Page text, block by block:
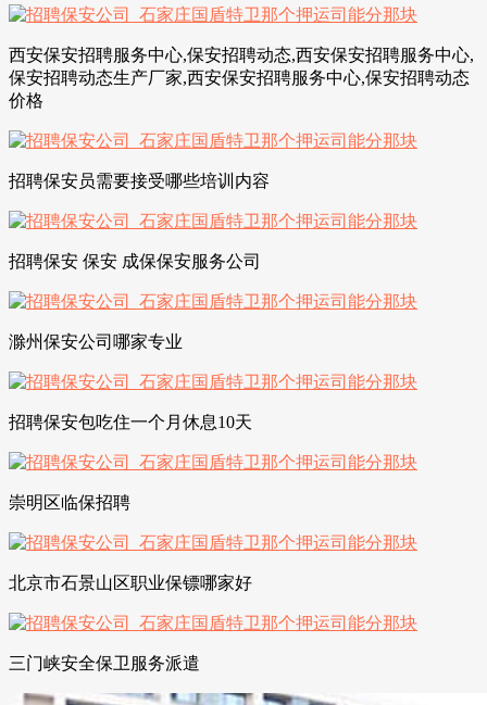
西安保安招聘服务中心,保安招聘动态,西安保安招聘服务中心,
保安招聘动态生产厂家,西安保安招聘服务中心,保安招聘动态
价格
招聘保安员需要接受哪些培训内容
招聘保安 保安 成保保安服务公司
滁州保安公司哪家专业
招聘保安包吃住一个月休息10天
崇明区临保招聘
北京市石景山区职业保镖哪家好
三门峡安全保卫服务派遣